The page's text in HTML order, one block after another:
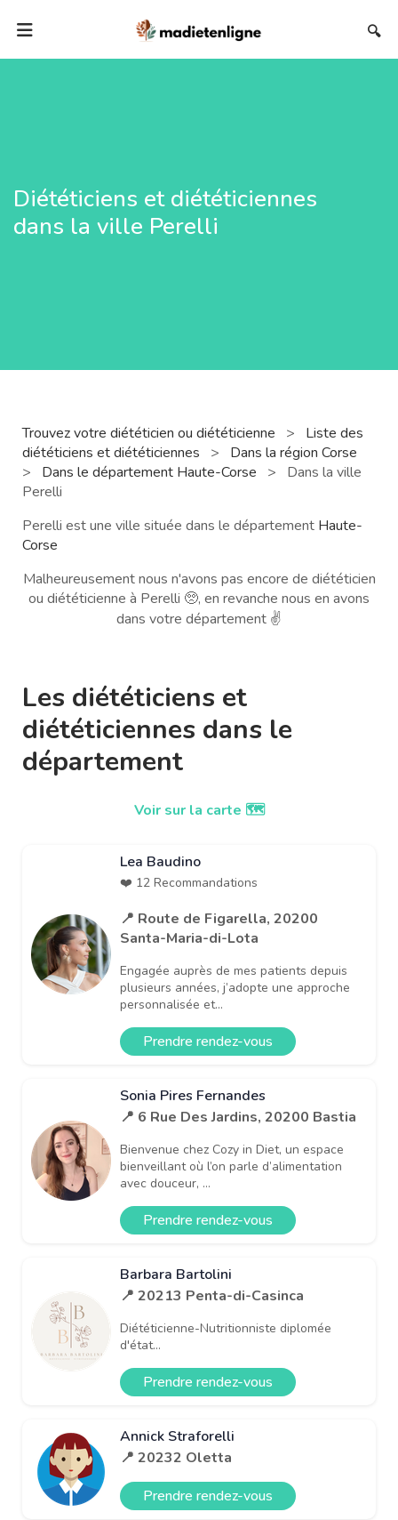
🔍
Diététiciens et diététiciennes
dans la ville Perelli
Trouvez votre diététicien ou diététicienne >
Liste des
diététiciens et diététiciennes
>
Dans la région Corse
>
Dans le département Haute-Corse >
Dans la ville
Perelli
Perelli est une ville située dans le département Haute-
Corse
Malheureusement nous n'avons pas encore de diététicien
ou diététicienne à Perelli 🥺, en revanche nous en avons
dans votre département ✌️
Les diététiciens et
diététiciennes dans le
département
Voir sur la carte 🗺️
Lea Baudino
❤️ 12 Recommandations
📍 Route de Figarella, 20200
Santa-Maria-di-Lota
Engagée auprès de mes patients depuis
plusieurs années, j’adopte une approche
personnalisée et...
Prendre rendez-vous
Sonia Pires Fernandes
📍 6 Rue Des Jardins, 20200 Bastia
Bienvenue chez Cozy in Diet, un espace
bienveillant où l’on parle d’alimentation
avec douceur, ...
Prendre rendez-vous
Barbara Bartolini
📍 20213 Penta-di-Casinca
Diététicienne-Nutritionniste diplomée
d'état...
Prendre rendez-vous
Annick Straforelli
📍 20232 Oletta
Prendre rendez-vous